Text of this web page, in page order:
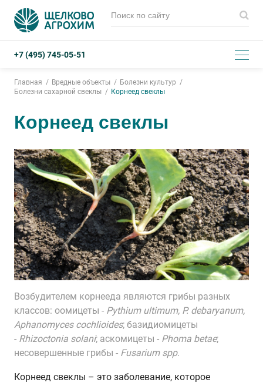
+7 (495) 745-05-51
Главная Вредные объекты
Болезни культур
Болезни сахарной свеклы
Корнеед свеклы
Корнеед свеклы
Возбудителем корнееда являются грибы разных
классов: оомицеты - Pythium ultimum, P. debaryanum,
Aphanomyces cochlioides; базидиомицеты
- Rhizoctonia solani; аскомицеты - Phoma betae;
несовершенные грибы - Fusarium spp.
Корнеед свеклы – это заболевание, которое